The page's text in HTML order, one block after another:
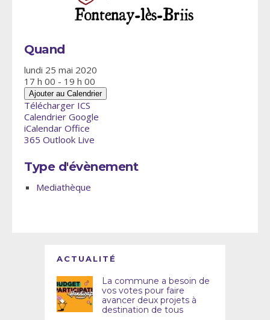
Quand
lundi 25 mai 2020
17 h 00 - 19 h 00
Ajouter au Calendrier
Télécharger ICS
Calendrier Google
iCalendar Office
365 Outlook Live
Type d'évènement
Mediathèque
ACTUALITÉ
La commune a besoin de
vos votes pour faire
avancer deux projets à
destination de tous